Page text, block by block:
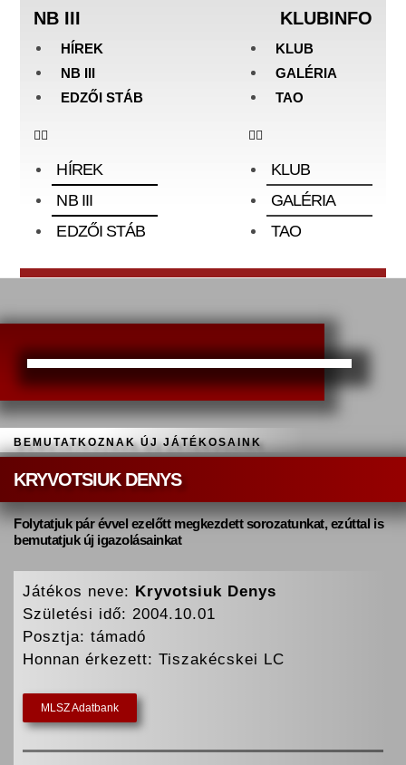
NB III
HÍREK
NB III
EDZŐI STÁB
HÍREK
NB III
EDZŐI STÁB
KLUBINFO
KLUB
GALÉRIA
TAO
KLUB
GALÉRIA
TAO
BEMUTATKOZNAK ÚJ JÁTÉKOSAINK
KRYVOTSIUK DENYS
Folytatjuk pár évvel ezelőtt megkezdett sorozatunkat, ezúttal is
bemutatjuk új igazolásainkat
Játékos neve: Kryvotsiuk Denys
Születési idő: 2004.10.01
Posztja: támadó
Honnan érkezett: Tiszakécskei LC
MLSZ Adatbank